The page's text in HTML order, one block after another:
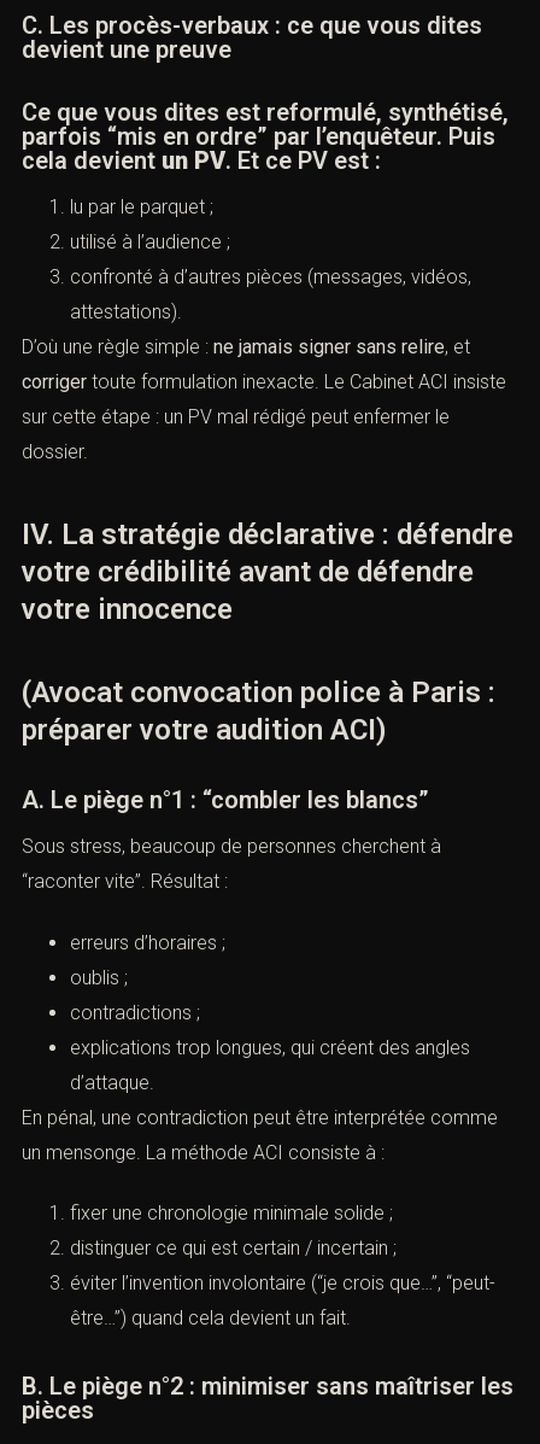
C. Les procès-verbaux : ce que vous dites
devient une preuve
Ce que vous dites est reformulé, synthétisé,
parfois “mis en ordre” par l’enquêteur. Puis
cela devient un PV. Et ce PV est :
lu par le parquet ;
utilisé à l’audience ;
confronté à d’autres pièces (messages, vidéos,
attestations).
D’où une règle simple : ne jamais signer sans relire, et
corriger toute formulation inexacte. Le Cabinet ACI insiste
sur cette étape : un PV mal rédigé peut enfermer le
dossier.
IV. La stratégie déclarative : défendre
votre crédibilité avant de défendre
votre innocence
(Avocat convocation police à Paris :
préparer votre audition ACI)
A. Le piège n°1 : “combler les blancs”
Sous stress, beaucoup de personnes cherchent à
“raconter vite”. Résultat :
erreurs d’horaires ;
oublis ;
contradictions ;
explications trop longues, qui créent des angles
d’attaque.
En pénal, une contradiction peut être interprétée comme
un mensonge. La méthode ACI consiste à :
fixer une chronologie minimale solide ;
distinguer ce qui est certain / incertain ;
éviter l’invention involontaire (“je crois que…”, “peut-
être…”) quand cela devient un fait.
B. Le piège n°2 : minimiser sans maîtriser les
pièces